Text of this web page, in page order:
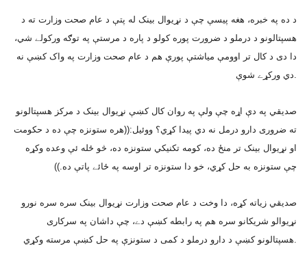
د ده په خبره، هغه پيسې چې د نړيوال بينک له پتې د عام صحت وزارت ته د
هسپتالونو د درملو د ضرورت پوره کولو د پاره د مرستې په توګه ورکولے شي،
دا دى د کال تر اوومې مياشتې پورې هم د عام صحت وزارت په واک کښې نه
دي ورکړے شوې.
صديقي په دې اړه چې ولې په روان کال کښې نړيوال بينک د مرکز هسپتالونو
ته ضرورى دارو درمل نه دي پيدا کړي؟ ووئيل:((هره ستونزه چې ده د حکومت
او نړيوال بينک تر منځ ده، کومه تکنيکي ستونزه ده، څو ځله ئې وعده وکړه
چې ستونزه به حل کړي، خو دا ستونزه تر اوسه په ځائے پاتې ده.))
صديقي زياته کړه، دا وخت د عام صحت وزارت نړيوال بينک سره سره نورو
نړيوالو شريکانو سره هم په رابطه کښې دے، چې داشان په سرکارى
هسپتالونو کښې د دارو درملو د کمى د ستونزې په حل کښې مرسته وکړي.